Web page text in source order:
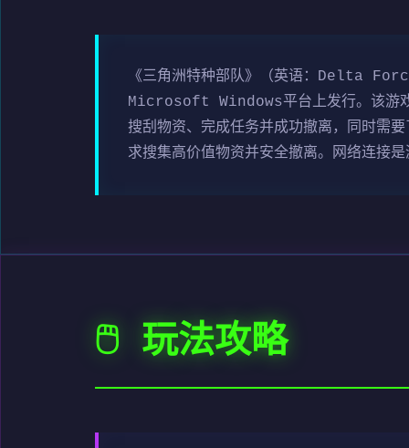
《三角洲特种部队》（英语：Delta
Microsoft Windows平台上发行。该游戏
搜刮物资、完成任务并成功撤离，同时需
求搜集高价值物资并安全撤离。网络连接
🖱️ 玩法攻略